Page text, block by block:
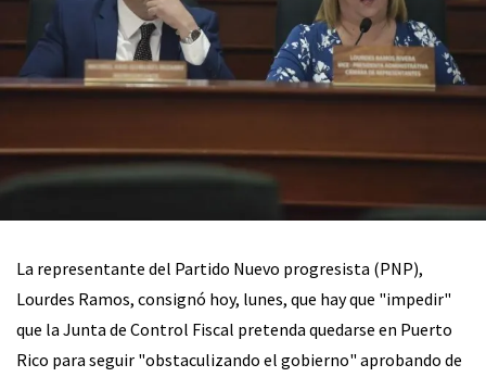
La representante del Partido Nuevo progresista (PNP),
Lourdes Ramos, consignó hoy, lunes, que hay que "impedir"
que la Junta de Control Fiscal pretenda quedarse en Puerto
Rico para seguir "obstaculizando el gobierno" aprobando de